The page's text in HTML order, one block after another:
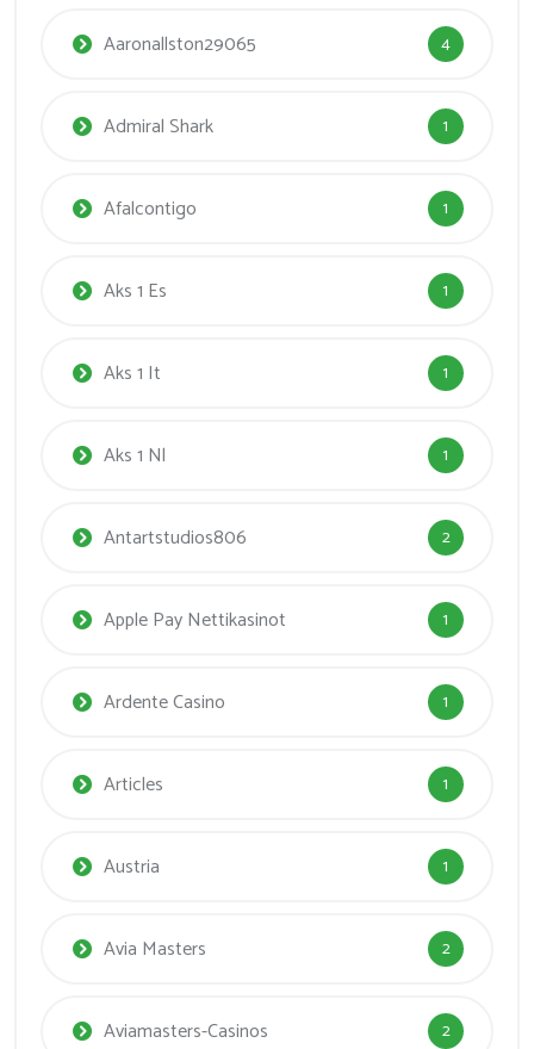
Aaronallston29065 4
Admiral Shark 1
Afalcontigo 1
Aks 1 Es 1
Aks 1 It 1
Aks 1 Nl 1
Antartstudios806 2
Apple Pay Nettikasinot 1
Ardente Casino 1
Articles 1
Austria 1
Avia Masters 2
Aviamasters-Casinos 2